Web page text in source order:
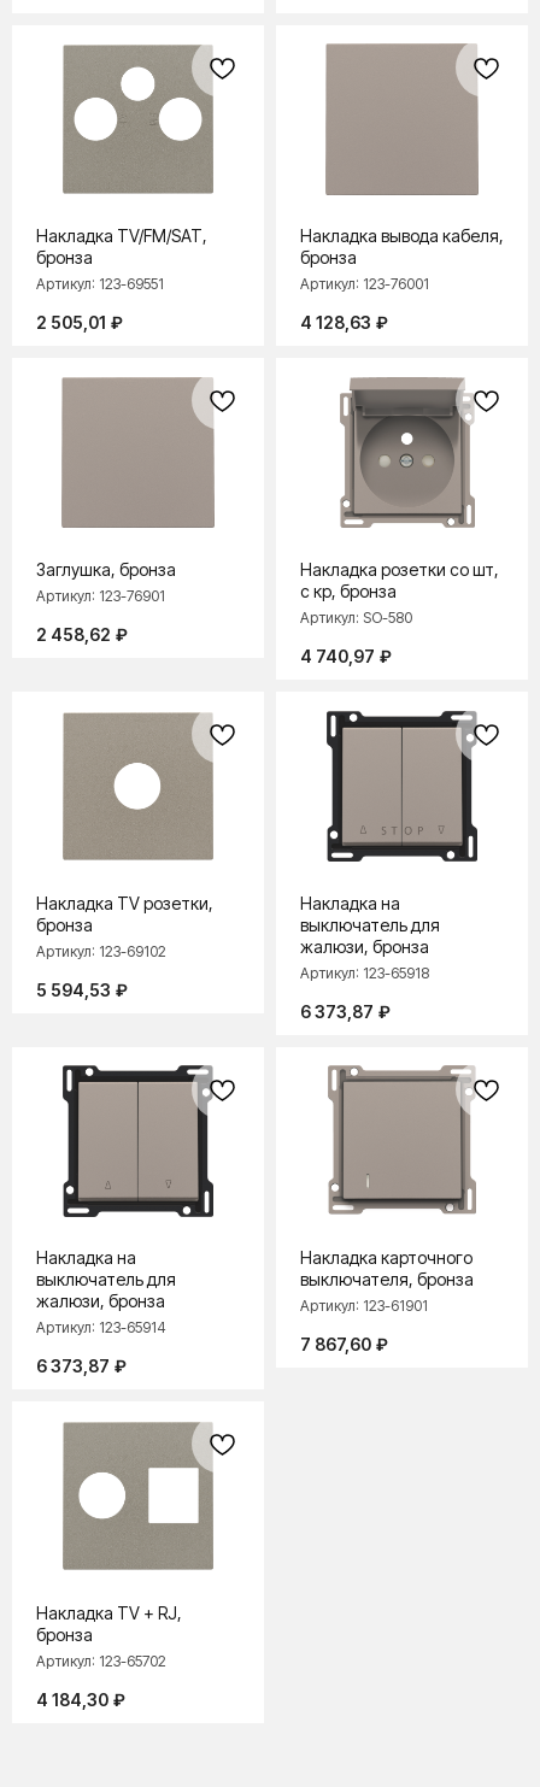
Накладка TV/FM/SAT,
бронза
Артикул: 123-69551
2 505,01 ₽
Накладка вывода кабеля,
бронза
Артикул: 123-76001
4 128,63 ₽
Заглушка, бронза
Артикул: 123-76901
2 458,62 ₽
Накладка розетки со шт,
с кр, бронза
Артикул: SO-580
4 740,97 ₽
Накладка TV розетки,
бронза
Артикул: 123-69102
5 594,53 ₽
Накладка на
выключатель для
жалюзи, бронза
Артикул: 123-65918
6 373,87 ₽
Накладка на
выключатель для
жалюзи, бронза
Артикул: 123-65914
6 373,87 ₽
Накладка карточного
выключателя, бронза
Артикул: 123-61901
7 867,60 ₽
Накладка TV + RJ,
бронза
Артикул: 123-65702
4 184,30 ₽
О ФАБРИКЕ
История
МАТЕРИАЛЫ
Политика конфиденциальности
2026 ©
Контакты
ПРОДУКЦИЯ
Розетки и выключатели
Серия для улицы
Интернет-магазин
ИНН 7710498979 ОГРН 1157746609350
TELEGRAM